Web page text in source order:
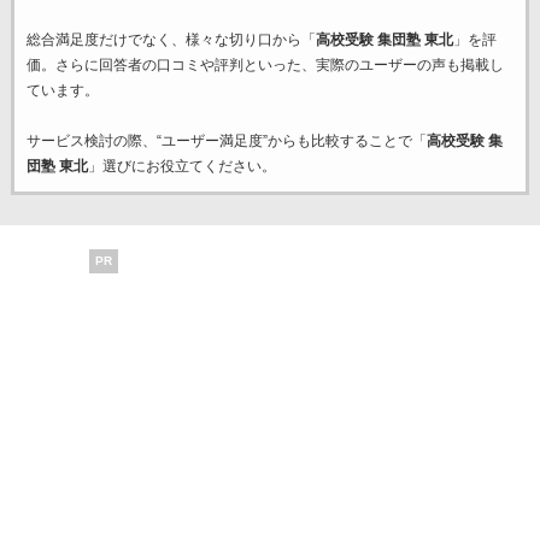
総合満足度だけでなく、様々な切り口から「 高校受験 集団塾 東北」を評
価。さらに回答者の口コミや評判といった、実際のユーザーの声も掲載し
ています。
サービス検討の際、“ユーザー満足度”からも比較することで「 高校受験 集
団塾 東北」選びにお役立てください。
PR